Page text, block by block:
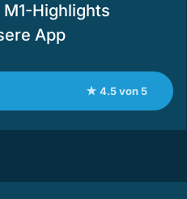
Highlights
App
★ 4.5 von 5